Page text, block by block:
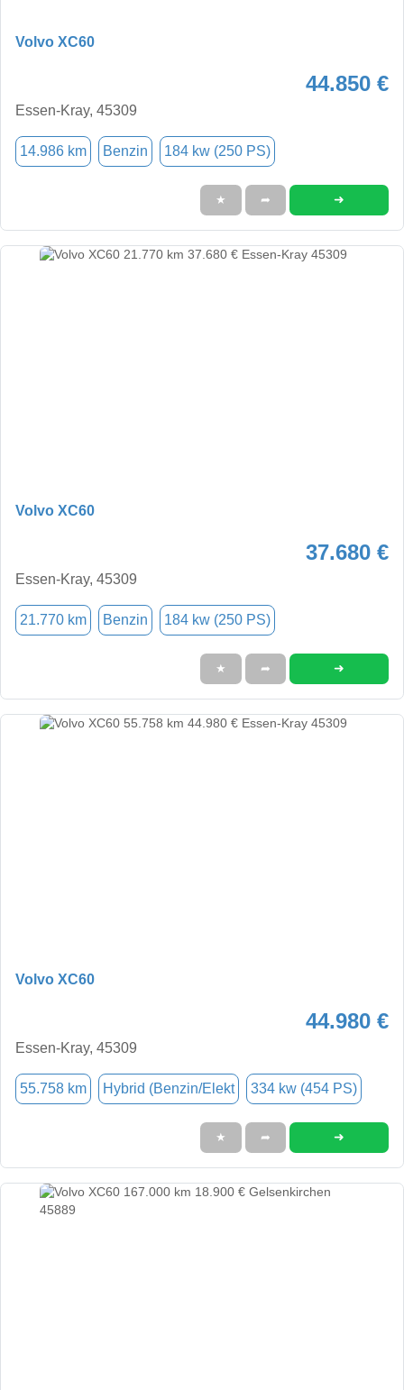
Volvo XC60
44.850 €
Essen-Kray, 45309
14.986 km Benzin 184 kw (250 PS)
★ ➦ ➜
Volvo XC60
37.680 €
Essen-Kray, 45309
21.770 km Benzin 184 kw (250 PS)
★ ➦ ➜
Volvo XC60
44.980 €
Essen-Kray, 45309
55.758 km Hybrid (Benzin/Elekt 334 kw (454 PS)
★ ➦ ➜